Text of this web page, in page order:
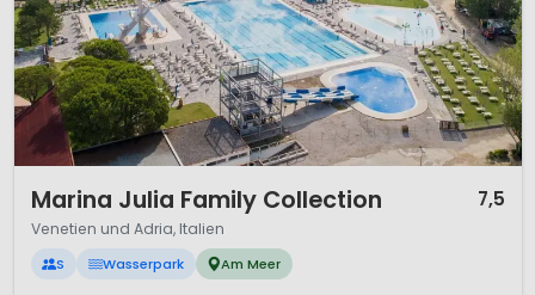
Marina Julia Family Collection 7,5
Venetien und Adria, Italien
S Wasserpark Am Meer